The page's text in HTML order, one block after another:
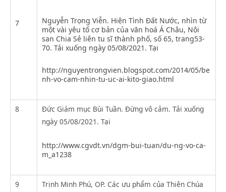
7
Nguyễn Trọng Viễn. Hiện Tình Đất Nước, nhìn từ
một vài yêu tố cơ bản của văn hoá Á Châu, Nội
san Chia Sẻ liên tu sĩ thành phố, số 65, trang53-
70. Tải xuống ngày 05/08/2021. Tại
http://nguyentrongvien.blogspot.com/2014/05/be
nh-vo-cam-nhin-tu-uc-ai-kito-giao.html
8
Đức Giám mục Bùi Tuần. Đừng vô cảm. Tải xuống
ngày 05/08/2021. Tại
http://www.cgvdt.vn/dgm-bui-tuan/du-ng-vo-ca-
m_a1238
9
Trịnh Minh Phú, OP. Các ưu phẩm của Thiên Chúa